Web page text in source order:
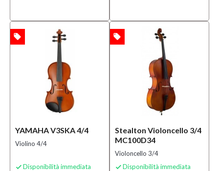
YAMAHA V3SKA 4/4
Violino 4/4
 Disponibilità immediata
local_offer
Stealton Violoncello 3/4
MC100D34
Violoncello 3/4
 Disponibilità immediata
local_offer